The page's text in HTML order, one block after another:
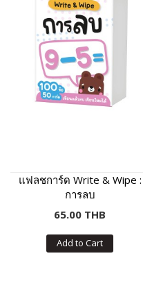
แฟลชการ์ด Write & Wipe :
การลบ
65.00 THB
Add to Cart